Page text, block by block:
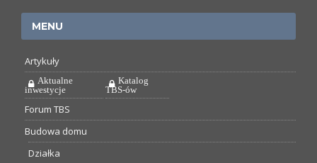
MENU
Artykuły
Aktualne
inwestycje
Katalog
TBS-ów
Forum TBS
Budowa domu
Działka